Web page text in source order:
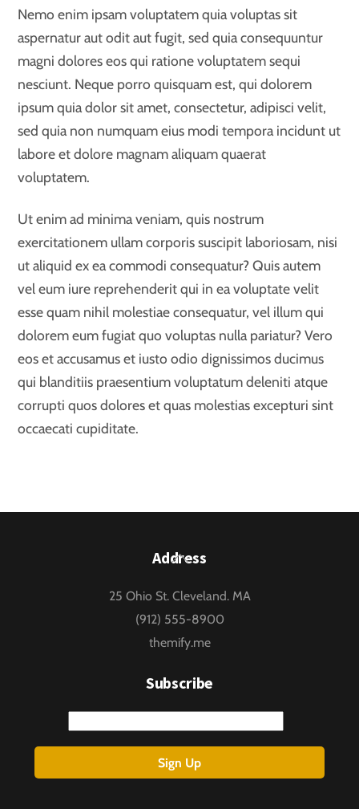
Nemo enim ipsam voluptatem quia voluptas sit
aspernatur aut odit aut fugit, sed quia consequuntur
magni dolores eos qui ratione voluptatem sequi
nesciunt. Neque porro quisquam est, qui dolorem
ipsum quia dolor sit amet, consectetur, adipisci velit,
sed quia non numquam eius modi tempora incidunt ut
labore et dolore magnam aliquam quaerat
voluptatem.
Ut enim ad minima veniam, quis nostrum
exercitationem ullam corporis suscipit laboriosam, nisi
ut aliquid ex ea commodi consequatur? Quis autem
vel eum iure reprehenderit qui in ea voluptate velit
esse quam nihil molestiae consequatur, vel illum qui
dolorem eum fugiat quo voluptas nulla pariatur? Vero
eos et accusamus et iusto odio dignissimos ducimus
qui blanditiis praesentium voluptatum deleniti atque
corrupti quos dolores et quas molestias excepturi sint
occaecati cupiditate.
Back
Top
Address
25 Ohio St. Cleveland. MA
(912) 555-8900
themify.me
Subscribe
Sign Up